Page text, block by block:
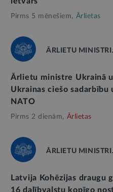
Pirms 5 mēnešiem, Ārlietas
ĀRLIETU
Ārlietu ministre Ukrainā
Ukrainas ciešo sadarbību
NATO
Pirms 2 dienām, Ārlietas
ĀRLIETU
Latvija Kohēzijas draugu
16 dalībvalstu kopīgo